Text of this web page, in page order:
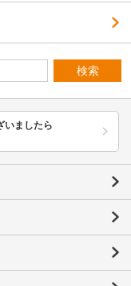
検索
いましたら